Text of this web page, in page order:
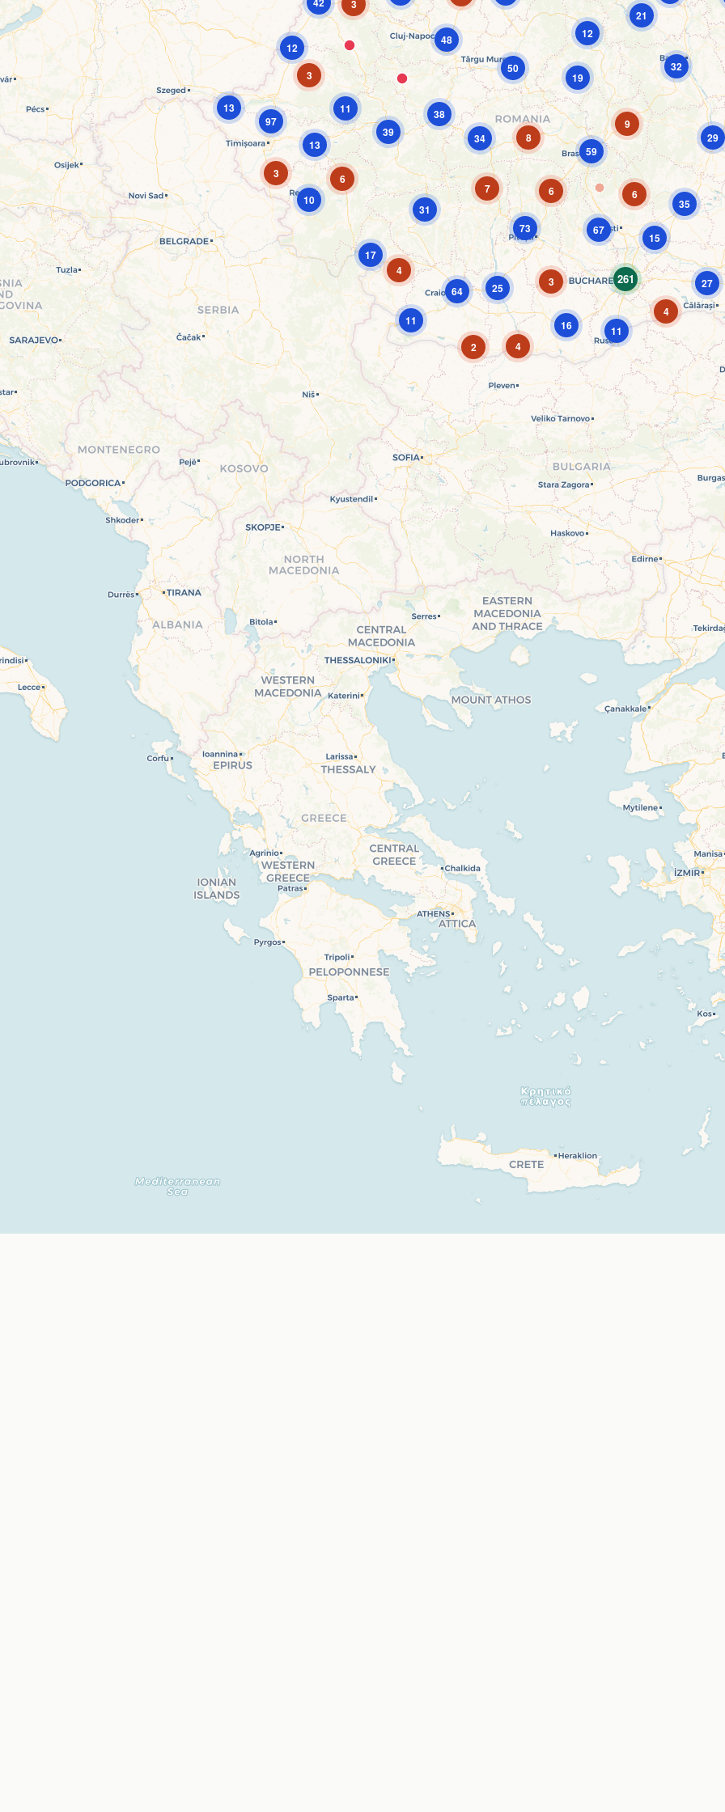
3
6
6
11
3
13
4
3
4
38
11
2
10
13
21
27
12
7
15
4
32
3
8
59
73
16
6
17
9
19
12
29
67
97
39
11
25
34
35
50
261
31
64
48